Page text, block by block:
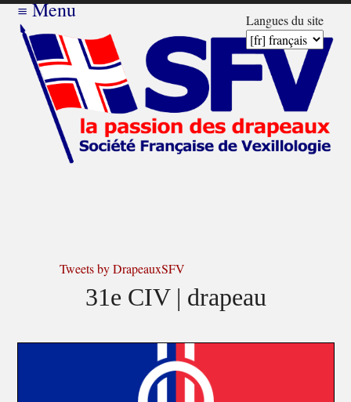
Langues du site
≡Menu
Tweets by DrapeauxSFV
31e CIV | drapeau